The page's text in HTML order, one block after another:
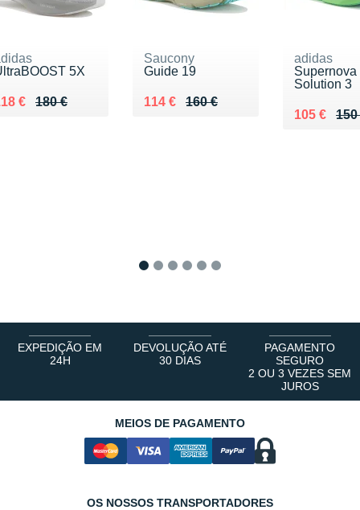
5X
180 €
lieu de 180 €
€ 118 €
Saucony
Guide 19
160 €
Au lieu de 160 €
114 €
Vendu 114 €
adidas
Supernova
Solution 3
150
Au lieu de
105 €
Vendu 105
EXPEDIÇÃO EM
24H
DEVOLUÇÃO ATÉ
30 DIAS
PAGAMENTO
SEGURO
2 OU 3 VEZES SEM
JUROS
MEIOS DE PAGAMENTO
OS NOSSOS TRANSPORTADORES